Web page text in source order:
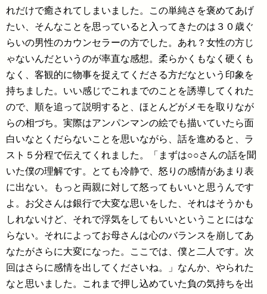
れだけで癒されてしまいました。この単純さを褒めてあげ
たい、そんなことを思っていると入ってきたのは３０歳ぐ
らいの男性のカウンセラーの方でした。あれ？女性の方じ
ゃないんだというのが率直な感想。柔らかくもなく硬くも
なく、客観的に物事を捉えてくださる方だなという印象を
持ちました。いい感じでこれまでのことを誘導してくれた
ので、順を追って説明すると、ほとんどがメモを取りなが
らの相づち。実際はアンパンマンの絵でも描いていたら面
白いなとくだらないことを思いながら、話を進めると、ラ
スト５分程で伝えてくれました。「まずは○○さんの話を聞
いた僕の理解です。とても冷静で、怒りの感情があまり表
に出ない。もっと両親に対して怒ってもいいと思うんです
よ。お父さんは銀行で大変な思いをした、それはそうかも
しれないけど、それで浮気をしてもいいということにはな
らない。それによってお母さんは心のバランスを崩してあ
なたがさらに大変になった。ここでは、僕と二人です。次
回はさらに感情を出してくださいね。」なんか、やられた
なと思いました。これまで押し込めていた負の気持ちを出